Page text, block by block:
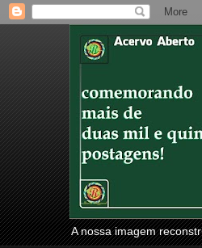
A nossa imagem